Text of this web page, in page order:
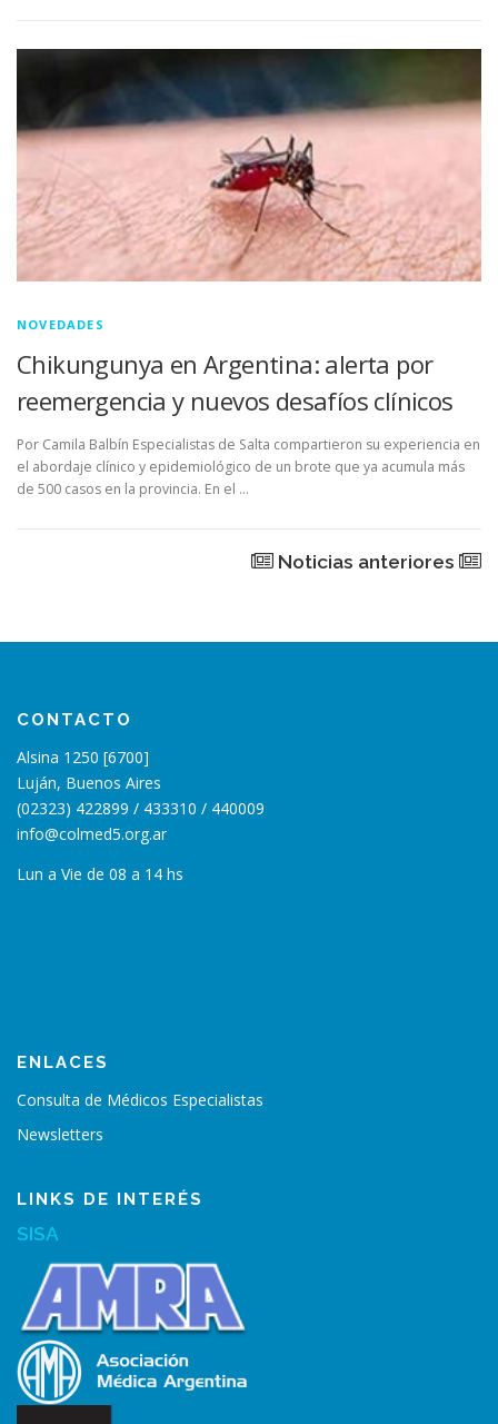
NOVEDADES
Chikungunya en Argentina: alerta por
reemergencia y nuevos desafíos clínicos
Por Camila Balbín Especialistas de Salta compartieron su experiencia en
el abordaje clínico y epidemiológico de un brote que ya acumula más
de 500 casos en la provincia. En el …
Noticias anteriores
CONTACTO
Alsina 1250 [6700]
Luján, Buenos Aires
(02323) 422899 / 433310 / 440009
info@colmed5.org.ar
Lun a Vie de 08 a 14 hs
ENLACES
Consulta de Médicos Especialistas
Newsletters
LINKS DE INTERÉS
SISA